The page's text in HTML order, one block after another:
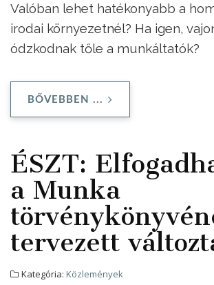
Valóban lehet hatékonyabb a
irodai környezetnél? Ha igen,
ódzkodnak tőle a munkáltatók?
BŐVEBBEN ...
ÉSZT:
a Munka
tervezett
Kategória: Közlemények